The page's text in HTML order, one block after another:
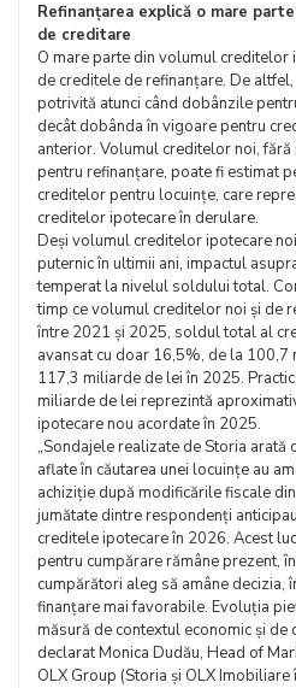
Refinanțarea explică o mare
de creditare
O mare parte din volumul creditelor
de creditele de refinanțare. De
potrivită atunci când dobânzile
decât dobânda în vigoare pentru
anterior. Volumul creditelor noi,
pentru refinanțare, poate fi estimat
creditelor pentru locuințe, care
creditelor ipotecare în derulare.
Deși volumul creditelor ipotecare
puternic în ultimii ani, impactul
temperat la nivelul soldului total.
timp ce volumul creditelor noi și de
între 2021 și 2025, soldul total al
avansat cu doar 16,5%, de la
117,3 miliarde de lei în 2025.
miliarde de lei reprezintă
ipotecare nou acordate în 2025.
„Sondajele realizate de Storia arată
aflate în căutarea unei locuințe au
achiziție după modificările fiscale
jumătate dintre respondenți
creditele ipotecare în 2026. Acest
pentru cumpărare rămâne prezent,
cumpărători aleg să amâne decizia,
finanțare mai favorabile. Evoluția
măsură de contextul economic și de
declarat Monica Dudău, Head of
OLX Group (Storia și OLX Imobiliare